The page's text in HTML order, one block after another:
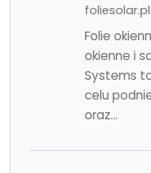
foliesolar.pl
Folie
okienne i
Systems
celu
oraz...